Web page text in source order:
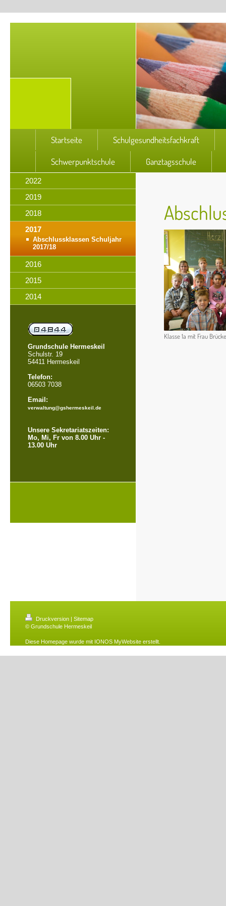
Startseite Schulgesundheitsfachkraft
Schwerpunktschule Ganztagsschule
2022
2019
2018
2017
Abschlussklassen Schuljahr
2017/18
2016
2015
2014
Grundschule Hermeskeil
Schulstr. 19
54411 Hermeskeil
Telefon:
06503 7038
Email:
verwaltung@gshermeskeil.de
Unsere Sekretariatszeiten:
Mo, Mi, Fr von 8.00 Uhr -
13.00 Uhr
Klasse 1a mit Frau
Druckversion | Sitemap
© Grundschule Hermeskeil
Diese Homepage wurde mit IONOS MyWebsite erstellt.